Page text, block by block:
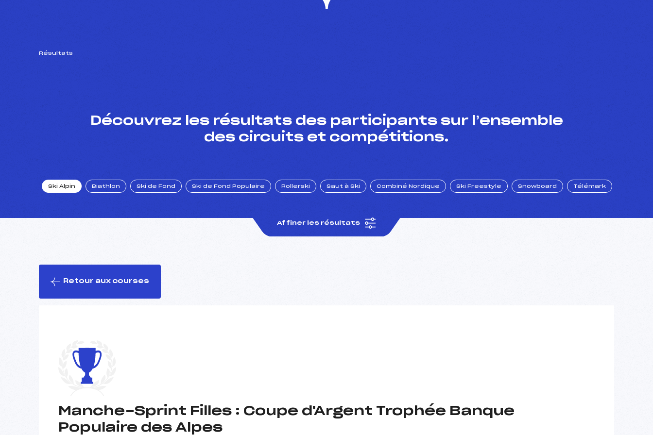
Résultats
Découvrez les résultats des participants sur l’ensemble
des circuits et compétitions.
Ski Alpin Biathlon Ski de Fond Ski de Fond Populaire Rollerski Saut à Ski Combiné Nordique Ski Freestyle Snowboard Télémark
Affiner les résultats
Retour aux courses
Manche-Sprint Filles : Coupe d'Argent Trophée Banque
Populaire des Alpes